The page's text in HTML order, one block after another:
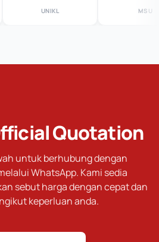
UNIKL MSU
Quotation
untuk berhubung dengan
WhatsApp. Kami sedia
sebut harga dengan cepat dan
keperluan anda.